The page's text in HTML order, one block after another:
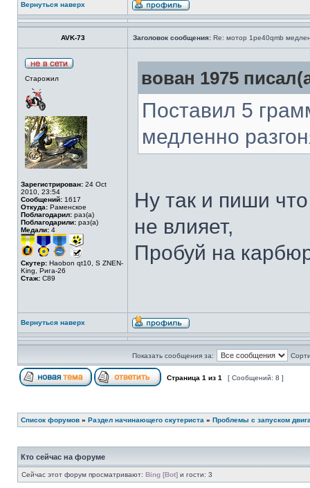
Вернуться наверх
AVK-73 Заголовок сообщения: Re: мотор 1pe40qmb
Старожил
Зарегистрирован: 24 Oct
2010, 23:54
Сообщений: 1617
Откуда: Раменское
Поблагодарил: раз(а)
Поблагодарили: раз(а)
Медали: 4
Скутер: Haobon qt10, S ZNEN-
King, Рига-26
Стаж: C89
вован 1975
Поставил 5
медленно
Ну так и пиши
не влияет,
Пробуй на
Вернуться наверх
Показать сообщения за:
Страница 1 из 1 [ Сообщений: 8 ]
Список форумов » Раздел начинающего скутериста » Проблемы с запуском
Кто сейчас на форуме
Сейчас этот форум просматривают: Bing [Bot] и гости: 3